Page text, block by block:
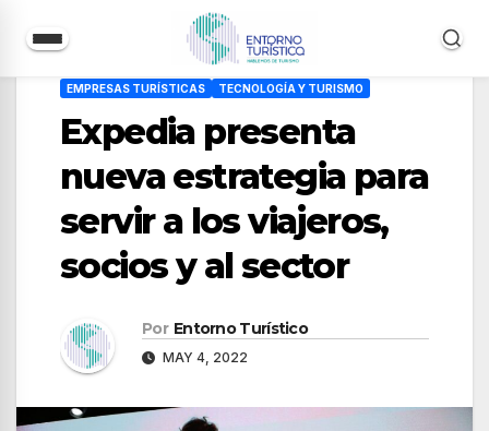
contenido
EMPRESAS TURÍSTICAS TECNOLOGÍA Y TURISMO
Expedia presenta
nueva estrategia para
servir a los viajeros,
socios y al sector
Por Entorno Turístico
MAY 4, 2022